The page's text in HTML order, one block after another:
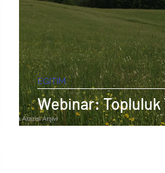
Webinar: Topluluk
EGITIM